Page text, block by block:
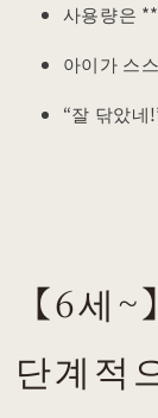
사용량은
아이가 스
“잘 닦았네
【6세
단계적